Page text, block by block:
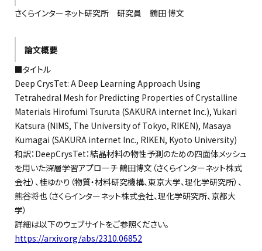
さくらインターネット研究所 研究員 鶴田 博文
論文概要
■タイトル
Deep CrysTet: A Deep Learning Approach Using
Tetrahedral Mesh for Predicting Properties of Crystalline
Materials Hirofumi Tsuruta (SAKURA internet Inc.), Yukari
Katsura (NIMS, The University of Tokyo, RIKEN), Masaya
Kumagai (SAKURA internet Inc., RIKEN, Kyoto University)
和訳：DeepCrysTet：結晶材料の物性予測のための四面体メッシュ
を用いた深層学習アプローチ 鶴田博文（さくらインターネット株式
会社）、桂ゆかり（物質・材料研究機構、東京大学、理化学研究所）、
熊谷将也（さくらインターネット株式会社、理化学研究所、京都大
学）
詳細は以下のウェブサイトをご参照ください。
https://arxiv.org/abs/2310.06852